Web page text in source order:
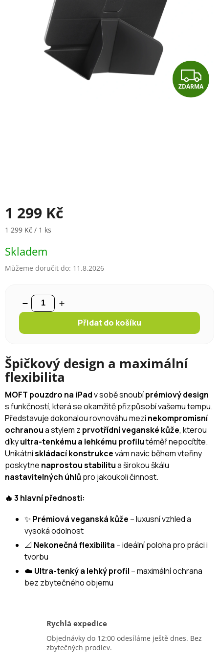
Z
D
ZDARMA
1 299 Kč
Měrná cena:
1 299 Kč / 1 ks
Skladem
Můžeme doručit do: 11.8.2026
Přidat do košíku
Špičkový design a maximální
flexibilita
MOFT pouzdro na iPadv sobě snoubíprémiový design
s funkčností, která se okamžitě přizpůsobí vašemu tempu.
Představuje dokonalou rovnováhu mezi nekompromisní
ochranoua stylem z prvotřídní veganské kůže, kterou
díkyultra-tenkému a lehkému profilutéměř nepocítíte.
Unikátnískládací konstrukcevám navíc během vteřiny
poskytne naprostou stabilitua širokou škálu
nastavitelných úhlů pro jakoukoli činnost.
🔥 3 hlavní přednosti:
✨ Prémiová veganská kůže – luxusní vzhled a
vysoká odolnost
📐 Nekonečná flexibilita – ideální poloha pro práci i
tvorbu
☁️ Ultra-tenký a lehký profil – maximální ochrana
bez zbytečného objemu
Rychlá expedice
Objednávky do 12:00 odesíláme ještě dnes. Bez
zbytečných prodlev.